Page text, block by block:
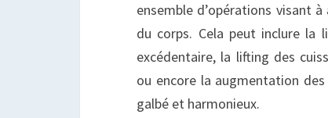
ensemble d’opérations visant
du corps. Cela peut inclure la
excédentaire, la lifting des
ou encore la augmentation
galbé et harmonieux.